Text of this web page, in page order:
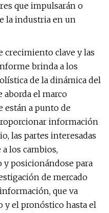
que impulsarán o
la industria en un
crecimiento clave y las
brinda a los
de la dinámica del
aborda el marco
están a punto de
información
las partes interesadas
los cambios,
posicionándose para
de mercado
que va
y el pronóstico hasta el